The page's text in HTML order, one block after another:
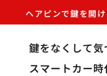
ヘアピンで鍵を開
鍵をなくして
スマートカー